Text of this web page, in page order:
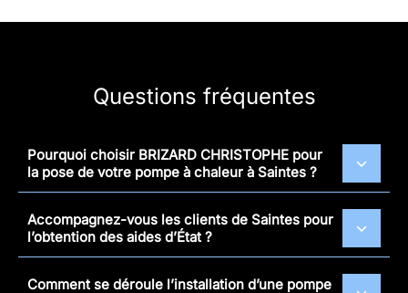
Questions fréquentes
Pourquoi choisir BRIZARD CHRISTOPHE pour
la pose de votre pompe à chaleur à Saintes ?
Accompagnez-vous les clients de Saintes pour
l’obtention des aides d’État ?
Comment se déroule l’installation d’une pompe